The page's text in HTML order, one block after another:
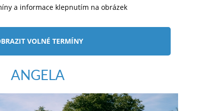
a informace klepnutím na obrázek
VOLNÉ TERMÍNY
ANGELA